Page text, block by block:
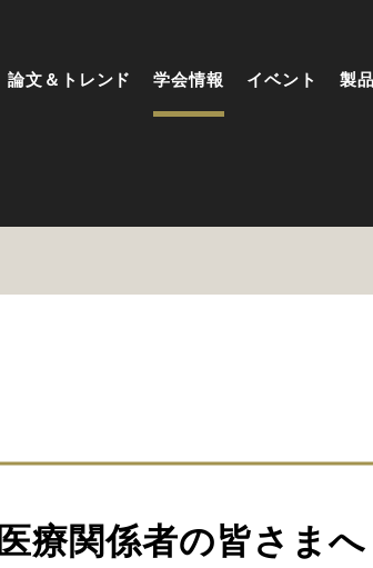
論文＆トレンド 学会情報 イベント 製
医療関係者の皆さまへ